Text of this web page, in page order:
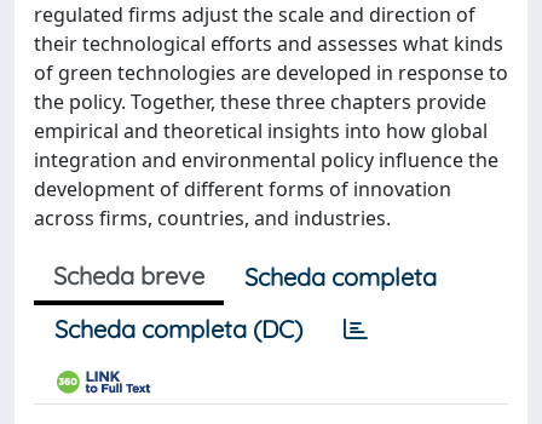
regulated firms adjust the scale and direction of
their technological efforts and assesses what kinds
of green technologies are developed in response to
the policy. Together, these three chapters provide
empirical and theoretical insights into how global
integration and environmental policy influence the
development of different forms of innovation
across firms, countries, and industries.
Scheda breve
Scheda completa
Scheda completa (DC)